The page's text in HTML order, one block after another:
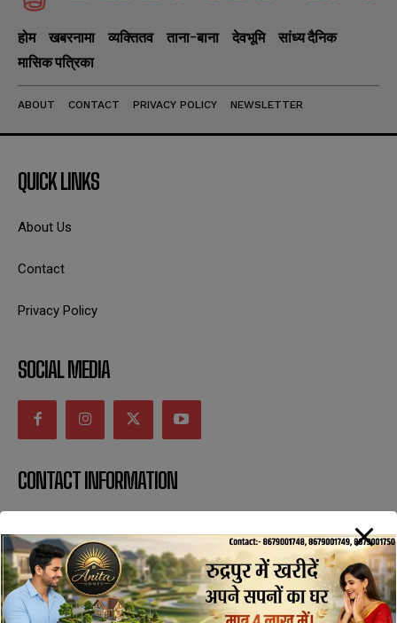
होम खबरनामा व्यक्तितव ताना-बाना देवभूमि
सांध्य दैनिक
मासिक पत्रिका
ABOUT CONTACT PRIVACY POLICY NEWSLETTER
QUICK LINKS
About Us
Contact
Privacy Policy
SOCIAL MEDIA
CONTACT INFORMATION
SUBSCRIBE NOW